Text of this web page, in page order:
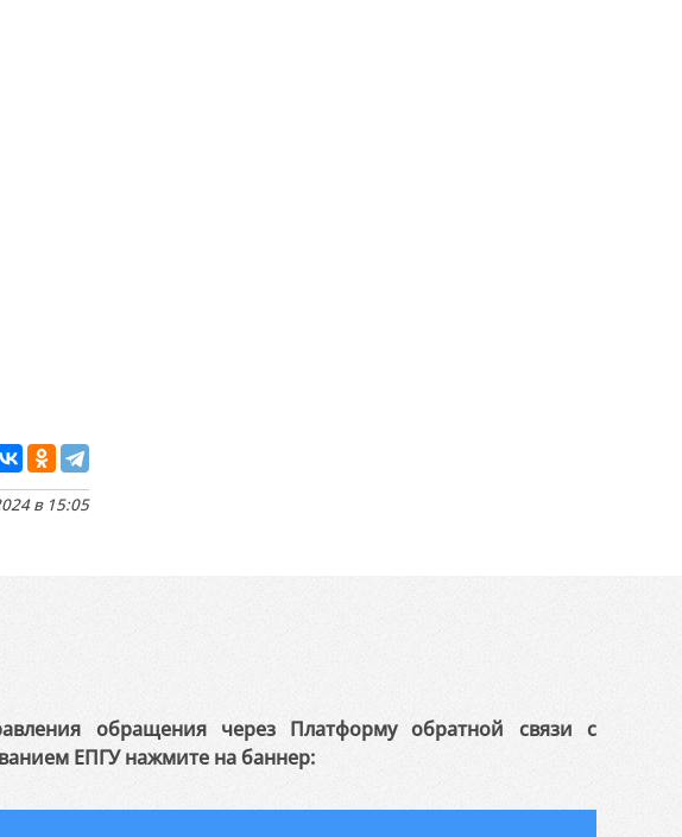
в 15:05
обращения через Платформу обратной связи с
ЕПГУ нажмите на баннер: